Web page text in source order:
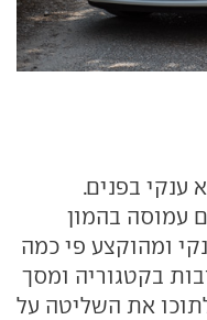
ענקי בפנים.
עמוסה בהמון
ומהוקצע פי כמה
בקטגוריה ומסך
את השליטה על